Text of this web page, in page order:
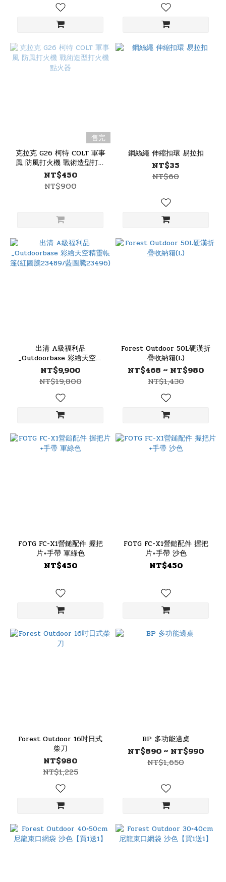
售完
克拉克 G26 柯特 COLT 軍事
風 防風打火機 戰術造型打火
機 點火器
NT$450
NT$900
鋼絲繩 伸縮扣環 易拉扣
NT$35
NT$60
出清 A級福利品
_Outdoorbase 彩繪天空精
靈帳篷(紅圖騰23489/藍圖騰
23496)
NT$9,900
NT$19,800
Forest Outdoor 50L硬漢折
疊收納箱(L)
NT$468 ~ NT$980
NT$1,430
FOTG FC-X1營鎚配件 握把
片+手帶 軍綠色
NT$450
FOTG FC-X1營鎚配件 握把
片+手帶 沙色
NT$450
Forest Outdoor 16吋日式
柴刀
NT$980
NT$1,225
BP 多功能邊桌
NT$890 ~ NT$990
NT$1,650